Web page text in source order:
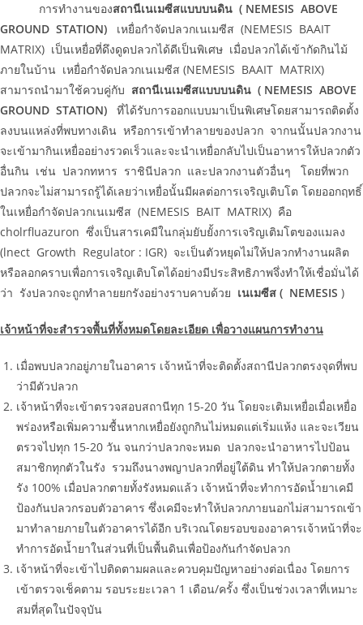
การทำงานของสถานีเนเมซีสแบบบนดิน ( NEMESIS ABOVE
GROUND STATION) เหยื่อกำจัดปลวกเนเมซีส (NEMESIS BAAIT
MATRIX) เป็นเหยื่อที่ดึงดูดปลวกได้ดีเป็นพิเศษ เมื่อปลวกได้เข้ากัดกินไม้
ภายในบ้าน เหยื่อกำจัดปลวกเนเมซีส (NEMESIS BAAIT MATRIX)
สามารถนำมาใช้ควบคู่กับ สถานีเนเมซีสแบบบนดิน ( NEMESIS ABOVE
GROUND STATION) ที่ได้รับการออกแบบมาเป็นพิเศษโดยสามารถติดตั้ง
ลงบนแหล่งที่พบทางเดิน หรือการเข้าทำลายของปลวก จากนนั้นปลวกงาน
จะเข้ามากินเหยื่ออย่างรวดเร็วและจะนำเหยื่อกลับไปเป็นอาหารให้ปลวกตัว
อื่นกิน เช่น ปลวกทหาร ราชินีปลวก และปลวกงานตัวอื่นๆ โดยที่พวก
ปลวกจะไม่สามารถรู้ได้เลยว่าเหยื่อนั้นมีผลต่อการเจริญเติบโต โดยออกฤทธิ์
ในเหยื่อกำจัดปลวกเนเมซีส (NEMESIS BAIT MATRIX) คือ
cholrfluazuron ซึ่งเป็นสารเคมีในกลุ่มยับยั้งการเจริญเติมโตของแมลง
(lnect Growth Regulator : IGR) จะเป็นตัวหยุดไม่ให้ปลวกทำงานผลิต
หรือลอกคราบเพื่อการเจริญเติบโตได้อย่างมีประสิทธิภาพจึ่งทำให้เชื่อมั่นได้
ว่า รังปลวกจะถูกทำลายยกรังอย่างราบคาบด้วย เนเมซีส ( NEMESIS )
เจ้าหน้าที่จะสำรวจพื้นที่ทั้งหมดโดยละเอียด เพื่อวางแผนการทำงาน
เมื่อพบปลวกอยู่ภายในอาคาร เจ้าหน้าที่จะติดตั้งสถานีปลวกตรงจุดที่พบ
ว่ามีตัวปลวก
เจ้าหน้าที่จะเข้าตรวจสอบสถานีทุก 15-20 วัน โดยจะเติมเหยื่อเมื่อเหยื่อ
พร่องหรือเพิ่มความชื้นหากเหยื่อยังถูกกินไม่หมดแต่เริ่มแห้ง และจะเวียน
ตรวจไปทุก 15-20 วัน จนกว่าปลวกจะหมด ปลวกจะนำอาหารไปป้อน
สมาชิกทุกตัวในรัง รวมถึงนางพญาปลวกที่อยู่ใต้ดิน ทำให้ปลวกตายทั้ง
รัง 100% เมื่อปลวกตายทั้งรังหมดแล้ว เจ้าหน้าที่จะทำการอัดน้ำยาเคมี
ป้องกันปลวกรอบตัวอาคาร ซึ่งเคมีจะทำให้ปลวกภายนอกไม่สามารถเข้า
มาทำลายภายในตัวอาคารได้อีก บริเวณโดยรอบของอาคารเจ้าหน้าที่จะ
ทำการอัดน้ำยาในส่วนที่เป็นพื้นดินเพื่อป้องกันกำจัดปลวก
เจ้าหน้าที่จะเข้าไปติดตามผลและควบคุมปัญหาอย่างต่อเนื่อง โดยการ
เข้าตรวจเช็คตาม รอบระยะเวลา 1 เดือน/ครั้ง ซึ่งเป็นช่วงเวลาที่เหมาะ
สมที่สุดในปัจจุบัน